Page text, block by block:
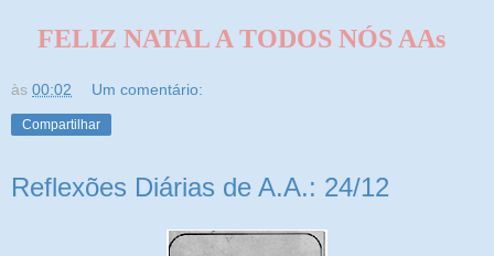
FELIZ NATAL A TODOS NÓS AAs
às 00:02 Um comentário:
Compartilhar
Reflexões Diárias de A.A.: 24/12